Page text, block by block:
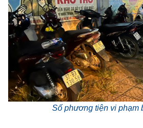
Số phương tiện vi phạm